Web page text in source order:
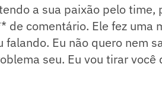
a sua paixão pelo time,
de comentário. Ele fez uma
falando. Eu não quero nem
seu. Eu vou tirar